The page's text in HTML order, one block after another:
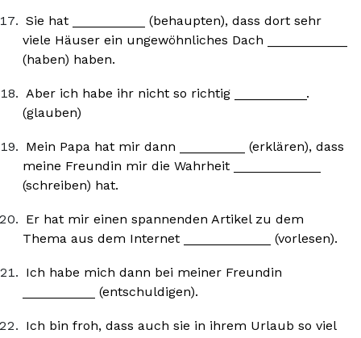
Sie hat __________ (behaupten), dass dort sehr
viele Häuser ein ungewöhnliches Dach ___________
(haben) haben.
Aber ich habe ihr nicht so richtig __________.
(glauben)
Mein Papa hat mir dann _________ (erklären), dass
meine Freundin mir die Wahrheit ____________
(schreiben) hat.
Er hat mir einen spannenden Artikel zu dem
Thema aus dem Internet ____________ (vorlesen).
Ich habe mich dann bei meiner Freundin
__________ (entschuldigen).
Ich bin froh, dass auch sie in ihrem Urlaub so viel